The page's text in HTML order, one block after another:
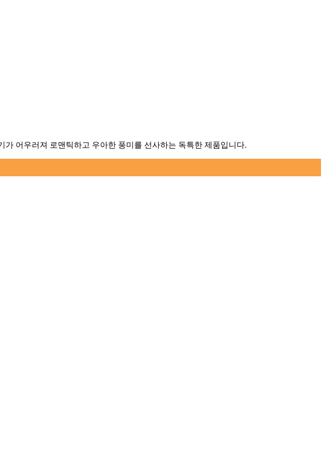
어우러져 로맨틱하고 우아한 풍미를 선사하는 독특한 제품입니다.